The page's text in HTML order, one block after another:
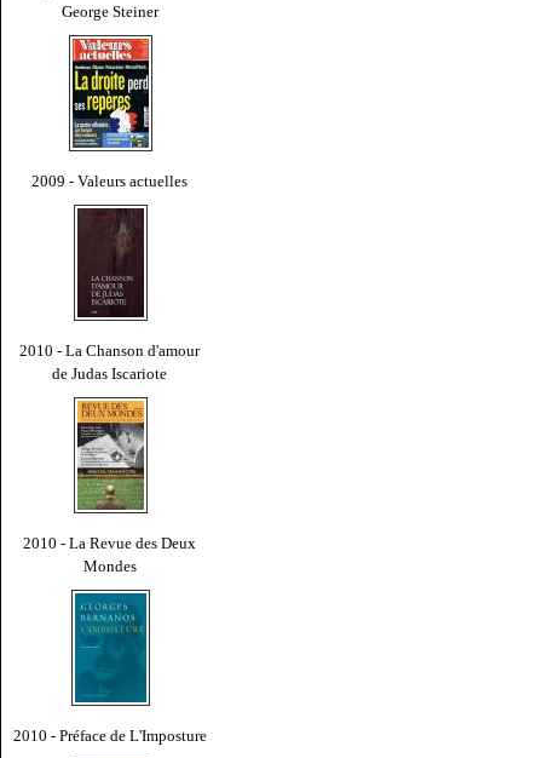
George Steiner
2009 - Valeurs actuelles
2010 - La Chanson d'amour
de Judas Iscariote
2010 - La Revue des Deux
Mondes
2010 - Préface de L'Imposture